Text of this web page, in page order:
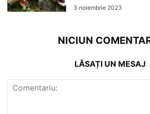
3 noiembrie 2023
NICIUN
LĂSAȚI UN MESAJ